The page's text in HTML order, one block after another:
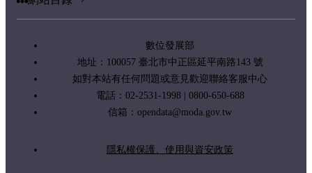
數位發展部
地址：100057 臺北市中正區延平南路143 號
如對本站有任何問題或意見歡迎聯絡客服中心
電話：02-2531-1998 | 0800-650-688
信箱： opendata@moda.gov.tw
隱私權保護、使用與資安政策